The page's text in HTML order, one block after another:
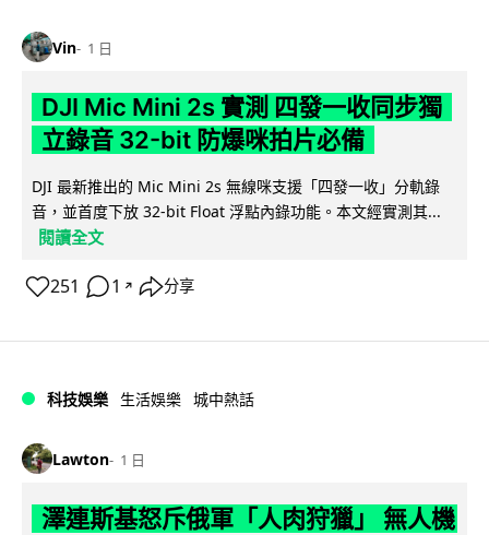
Vin 1 日
DJI Mic Mini 2s 實測 四發一收同步獨
立錄音 32-bit 防爆咪拍片必備
DJI 最新推出的 Mic Mini 2s 無線咪支援「四發一收」分軌錄
音，並首度下放 32-bit Float 浮點內錄功能。本文經實測其...
閱讀全文
251 1 ↗ 分享
科技娛樂 生活娛樂 城中熱話
Lawton 1 日
澤連斯基怒斥俄軍「人肉狩獵」 無人機